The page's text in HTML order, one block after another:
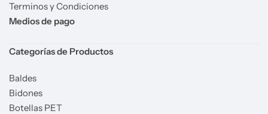
Terminos y Condiciones
Medios de pago
Categorías de Productos
Baldes
Bidones
Botellas PET